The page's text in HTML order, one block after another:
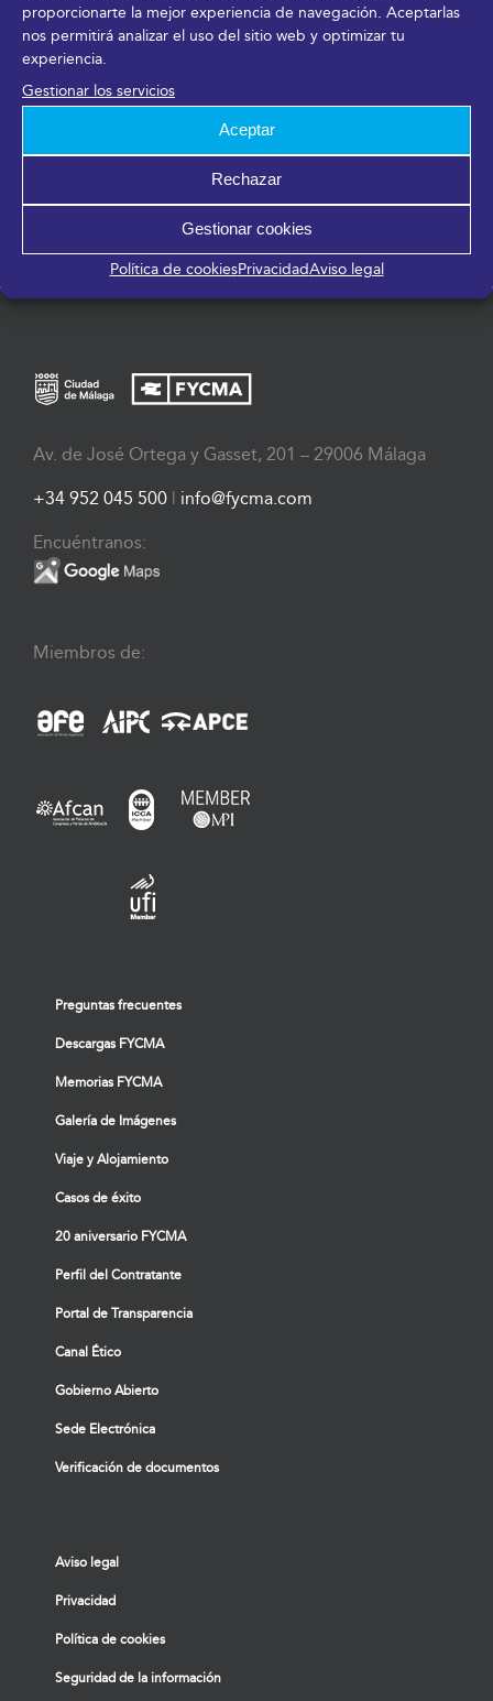
proporcionarte la mejor experiencia de navegación. Aceptarlas
nos permitirá analizar el uso del sitio web y optimizar tu
experiencia.
Gestionar los servicios
Aceptar
Rechazar
Gestionar cookies
Política de cookiesPrivacidadAviso legal
¡Comparte en tus redes sociales!
Av. de José Ortega y Gasset, 201 – 29006 Málaga
+34 952 045 500 | info@fycma.com
Encuéntranos:
Miembros de:
Preguntas frecuentes
Descargas FYCMA
Memorias FYCMA
Galería de Imágenes
Viaje y Alojamiento
Casos de éxito
20 aniversario FYCMA
Perfil del Contratante
Portal de Transparencia
Canal Ético
Gobierno Abierto
Sede Electrónica
Verificación de documentos
Aviso legal
Privacidad
Política de cookies
Seguridad de la información